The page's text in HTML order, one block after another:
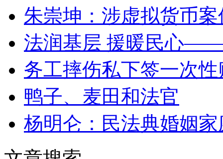
朱崇坤：涉虚拟货币
法润基层 援暖民心
务工摔伤私下签一次
鸭子、麦田和法官
杨明仑：民法典婚姻